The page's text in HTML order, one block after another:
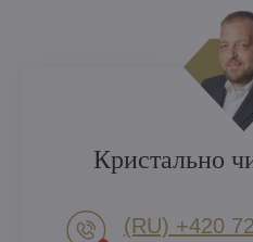
Кристально
(RU) +420